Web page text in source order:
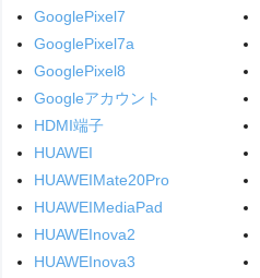
GooglePixel7
GooglePixel7a
GooglePixel8
Googleアカウント
HDMI端子
HUAWEI
HUAWEIMate20Pro
HUAWEIMediaPad
HUAWEInova2
HUAWEInova3